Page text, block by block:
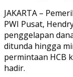
JAKARTA –
PWI Pusat,
penggelapan
ditunda hingga
permintaan HCB
hadir.